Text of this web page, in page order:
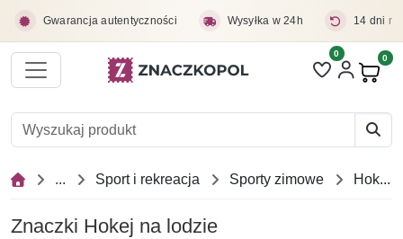
Gwarancja autentyczności Wysyłka w 24h 14 dni
Liczba pozycji
0 0
... Sport i rekreacja Sporty zimowe Hokej na lodzie
Znaczki Hokej na lodzie